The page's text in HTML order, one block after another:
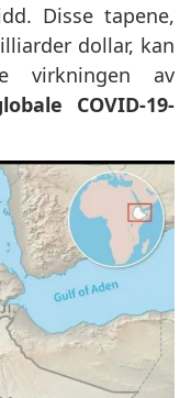
Disse tapene,
dollar, kan
virkningen av
COVID-19-